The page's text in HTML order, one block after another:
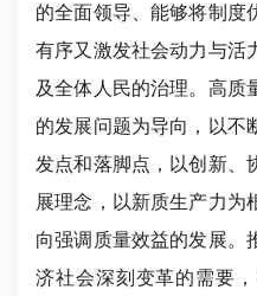
的全面领导、能够将制度
有序又激发社会动力与活
及全体人民的治理。高质
的发展问题为导向，以不
发点和落脚点，以创新、
展理念，以新质生产力为
向强调质量效益的发展。
济社会深刻变革的需要